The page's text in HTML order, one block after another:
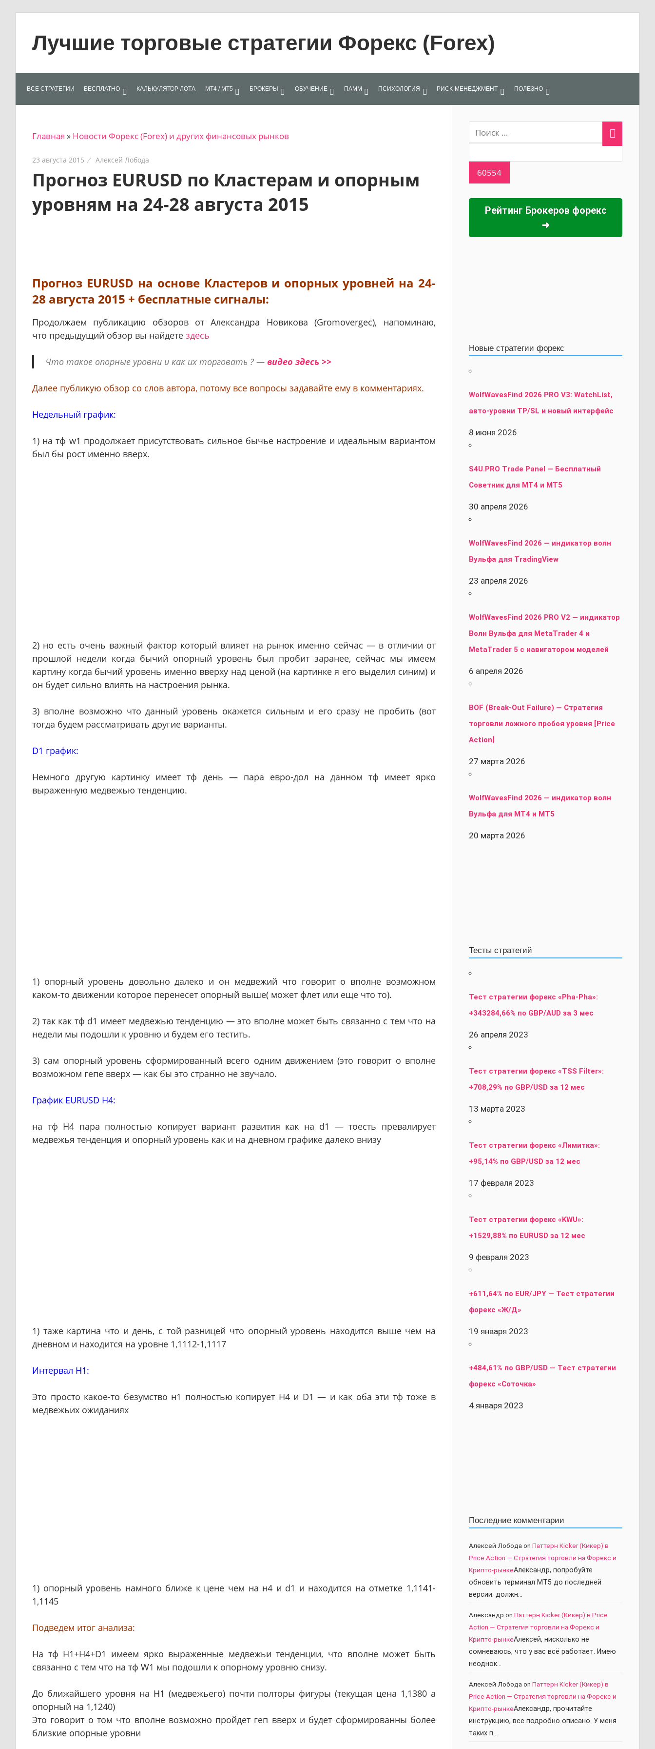
contentЛучшие торговые стратегии Форекс (Forex)
для
рынках:
сигналы,
новости…
ВСЕ СТРАТЕГИИ БЕСПЛАТНО КАЛЬКУЛЯТОР ЛОТА МТ4 / МТ5 БРОКЕРЫ ОБУЧЕНИЕ ПАММ ПСИХОЛОГИЯ РИСК-МЕНЕДЖМЕНТ ПОЛЕЗНО
Главная » Новости Форекс (Forex) и других финансовых рынков
23 августа 2015 Алексей Лобода
Прогноз EURUSD по Кластерам и опорным
уровням на 24-28 августа 2015
Прогноз EURUSD на основе Кластеров и опорных уровней на 24-
28 августа 2015 + бесплатные сигналы:
Продолжаем публикацию обзоров от Александра Новикова (Gromovergec), напоминаю,
что предыдущий обзор вы найдете здесь
Что такое опорные уровни и как их торговать ? — видео здесь >>
Далее публикую обзор со слов автора, потому все вопросы задавайте ему в комментариях.
Недельный график:
1) на тф w1 продолжает присутствовать сильное бычье настроение и идеальным вариантом
был бы рост именно вверх.
2) но есть очень важный фактор который влияет на рынок именно сейчас — в отличии от
прошлой недели когда бычий опорный уровень был пробит заранее, сейчас мы имеем
картину когда бычий уровень именно вверху над ценой (на картинке я его выделил синим) и
он будет сильно влиять на настроения рынка.
3) вполне возможно что данный уровень окажется сильным и его сразу не пробить (вот
тогда будем рассматривать другие варианты.
D1 график:
Немного другую картинку имеет тф день — пара евро-дол на данном тф имеет ярко
выраженную медвежью тенденцию.
1) опорный уровень довольно далеко и он медвежий что говорит о вполне возможном
каком-то движении которое перенесет опорный выше( может флет или еще что то).
2) так как тф d1 имеет медвежью тенденцию — это вполне может быть связанно с тем что на
недели мы подошли к уровню и будем его тестить.
3) сам опорный уровень сформированный всего одним движением (это говорит о вполне
возможном гепе вверх — как бы это странно не звучало.
График EURUSD H4:
на тф H4 пара полностью копирует вариант развития как на d1 — тоесть превалирует
медвежья тенденция и опорный уровень как и на дневном графике далеко внизу
1) таже картина что и день, с той разницей что опорный уровень находится выше чем на
дневном и находится на уровне 1,1112-1,1117
Интервал H1:
Это просто какое-то безумство н1 полностью копирует H4 и D1 — и как оба эти тф тоже в
медвежьих ожиданиях
1) опорный уровень намного ближе к цене чем на н4 и d1 и находится на отметке 1,1141-
1,1145
Подведем итог анализа:
На тф H1+H4+D1 имеем ярко выраженные медвежьи тенденции, что вполне может быть
связанно с тем что на тф W1 мы подошли к опорному уровню снизу.
До ближайшего уровня на H1 (медвежьего) почти полторы фигуры (текущая цена 1,1380 а
опорный на 1,1240)
Это говорит о том что вполне возможно пройдет геп вверх и будет сформированны более
близкие опорные уровни
Рейтинг Брокеров форекс
➜
Новые стратегии форекс
WolfWavesFind 2026 PRO V3: WatchList,
авто-уровни TP/SL и новый интерфейс
8 июня 2026
S4U.PRO Trade Panel — Бесплатный
Советник для MT4 и MT5
30 апреля 2026
WolfWavesFind 2026 — индикатор волн
Вульфа для TradingView
23 апреля 2026
WolfWavesFind 2026 PRO V2 — индикатор
Волн Вульфа для MetaTrader 4 и
MetaTrader 5 с навигатором моделей
6 апреля 2026
BOF (Break-Out Failure) — Стратегия
торговли ложного пробоя уровня [Price
Action]
27 марта 2026
WolfWavesFind 2026 — индикатор волн
Вульфа для MT4 и MT5
20 марта 2026
Тесты стратегий
Тест стратегии форекс «Pha-Pha»:
+343284,66% по GBP/AUD за 3 мес
26 апреля 2023
Тест стратегии форекс «TSS Filter»:
+708,29% по GBP/USD за 12 мес
13 марта 2023
Тест стратегии форекс «Лимитка»:
+95,14% по GBP/USD за 12 мес
17 февраля 2023
Тест стратегии форекс «KWU»:
+1529,88% по EURUSD за 12 мес
9 февраля 2023
+611,64% по EUR/JPY — Тест стратегии
форекс «Ж/Д»
19 января 2023
+484,61% по GBP/USD — Тест стратегии
форекс «Соточка»
4 января 2023
Последние комментарии
Алексей Лободаon Паттерн Kicker (Кикер) в
Price Action — Стратегия торговли на Форекс и
Крипто-рынкеАлександр, попробуйте
обновить терминал МТ5 до последней
версии. должн…
Александр on Паттерн Kicker (Кикер) в Price
Action — Стратегия торговли на Форекс и
Крипто-рынкеАлексей, нисколько не
сомневаюсь, что у вас всё работает. Имею
неоднок…
Алексей Лободаon Паттерн Kicker (Кикер) в
Price Action — Стратегия торговли на Форекс и
Крипто-рынкеАлександр, прочитайте
инструкцию, все подробно описано. У меня
таких п…